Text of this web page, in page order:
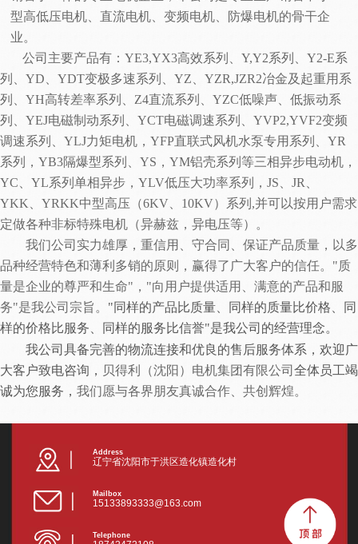
型高低压电机、直流电机、变频电机、防爆电机的骨干企
业。
公司主要产品有： YE3,YX3高效系列、Y,Y2系列、Y2-E系
列、YD、YDT变极多速系列、YZ、YZR,JZR2冶金及起重用系
列、YH高转差率系列、Z4直流系列、YZC低噪声、低振动系
列、YEJ电磁制动系列、YCT电磁调速系列、YVP2,YVF2变频
调速系列、YLJ力矩电机，YFP直联式风机水泵专用系列、YR
系列，YB3隔爆型系列、YS，YM铝壳系列等三相异步电动机，
YC、YL系列单相异步，YLV低压大功率系列，JS、JR、
YKK、YRKK中型高压（6KV、10KV）系列,并可以按用户需求
定做各种非标特殊电机（异赫兹，异电压等）。
我们公司实力雄厚，重信用、守合同、保证产品质量，以多
品种经营特色和薄利多销的原则，赢得了广大客户的信任。 "质
量是企业的尊严和生命"，"向用户提供适用、满意的产品和服
务"是我公司宗旨。 "同样的产品比质量、同样的质量比价格、同
样的价格比服务、同样的服务比信誉"是我公司的经营理念。
我公司具备完善的物流连接和优良的售后服务体系， 欢迎广
大客户致电咨询， 贝得利（沈阳）电机集团有限公司 全体员工竭
诚为您服务 ， 我们愿与各界朋友真诚合作、共创辉煌。
Address
辽宁省沈阳市于洪区造化镇造化村
Mailbox
15133893333@163.com
Telephone